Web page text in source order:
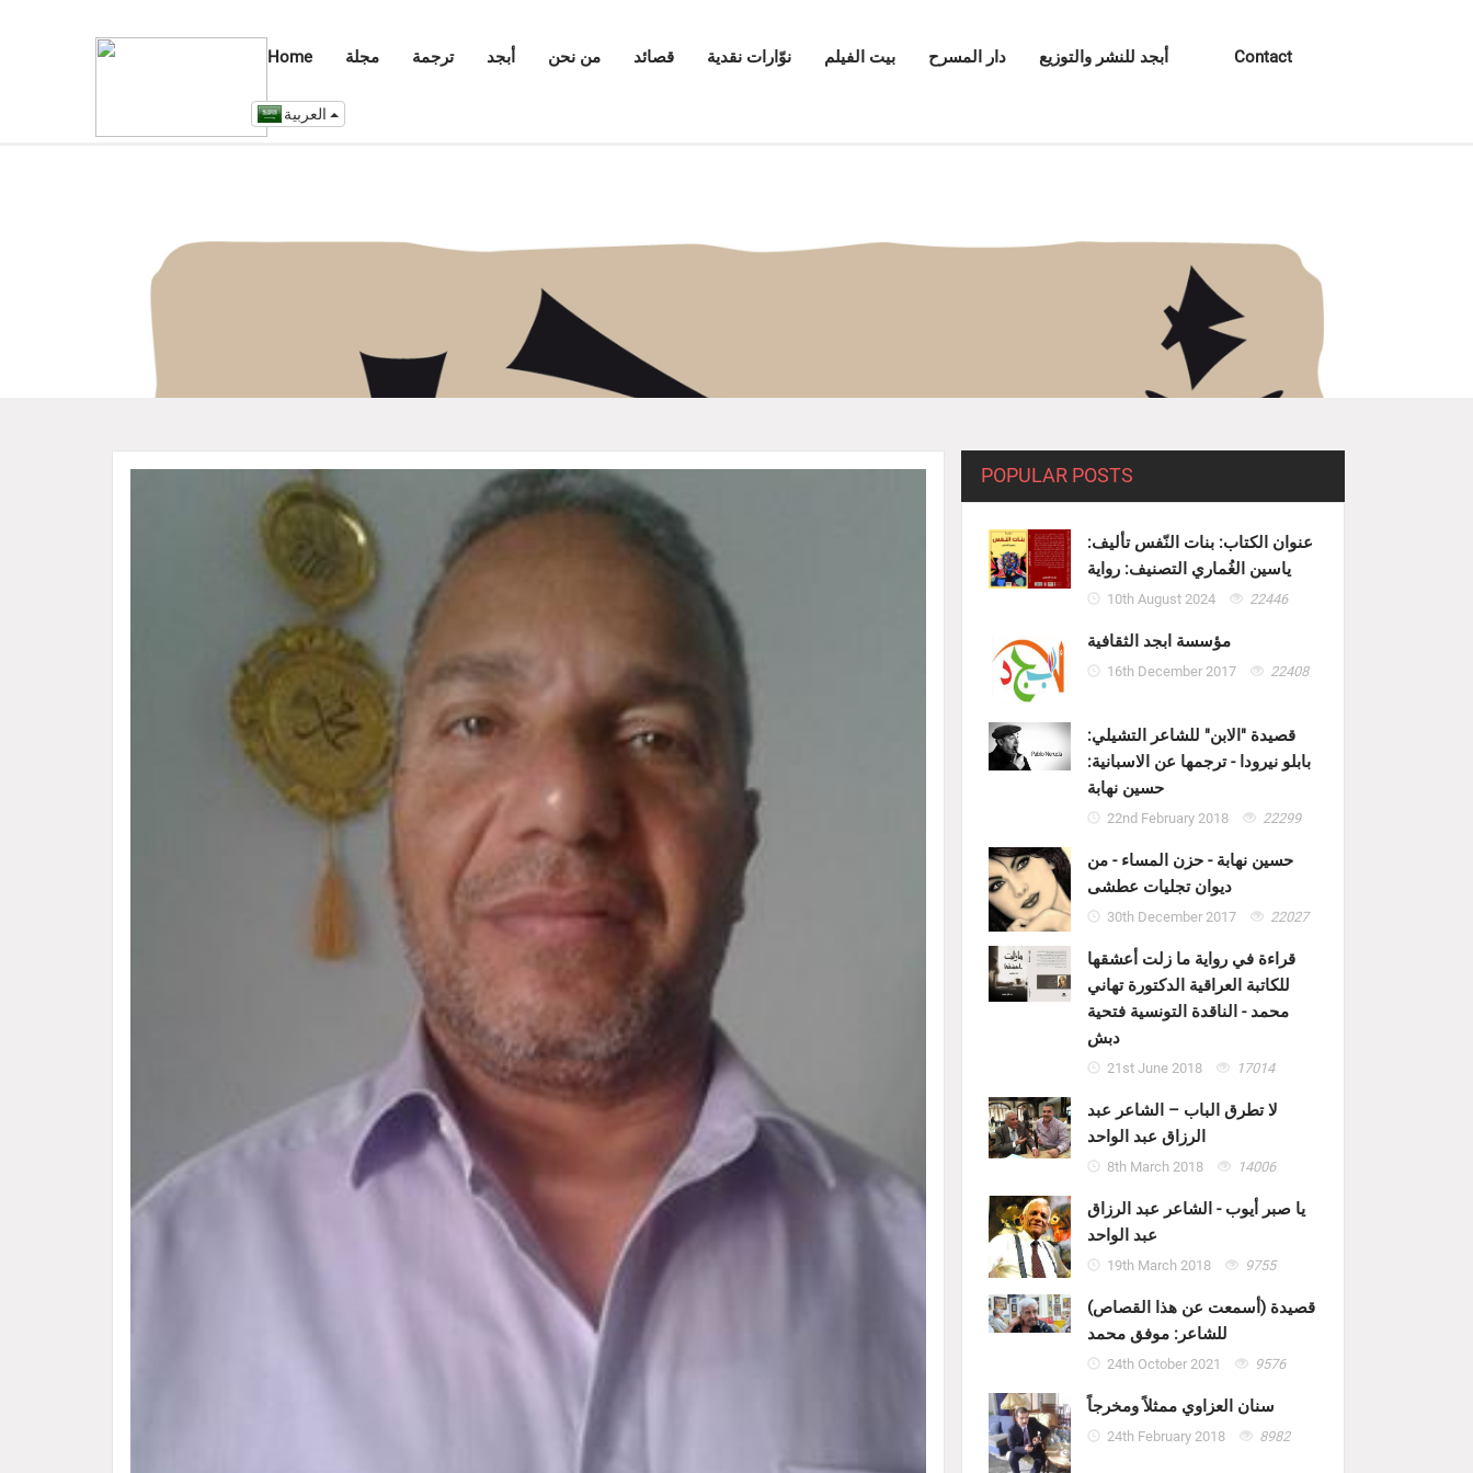
Home مجلة ترجمة أبجد من نحن قصائد نوّارات نقدية بيت الفيلم دار المسرح أبجد للنشر والتوزيع Contact
POPULAR POSTS
عنوان الكتاب: بنات النّفس تأليف:
ياسين الغُماري التصنيف: رواية
10th August 2024 22446
مؤسسة ابجد الثقافية
16th December 2017 22408
قصيدة "الابن" للشاعر التشيلي:
بابلو نيرودا - ترجمها عن الاسبانية:
حسين نهابة
22nd February 2018 22299
حسين نهابة - حزن المساء - من
ديوان تجليات عطشى
30th December 2017 22027
قراءة في رواية ما زلت أعشقها
للكاتبة العراقية الدكتورة تهاني
محمد - الناقدة التونسية فتحية
دبش
21st June 2018 17014
لا تطرق الباب – الشاعر عبد
الرزاق عبد الواحد
8th March 2018 14006
يا صبر أيوب - الشاعر عبد الرزاق
عبد الواحد
19th March 2018 9755
قصيدة (أسمعت عن هذا القصاص)
للشاعر: موفق محمد
24th October 2021 9576
سنان العزاوي ممثلاً ومخرجاً
24th February 2018 8982